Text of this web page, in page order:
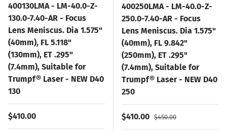
400130LMA - LM-40.0-Z-
130.0-7.40-AR - Focus
Lens Meniscus. Dia 1.575"
(40mm), FL 5.118"
(130mm), ET .295"
(7.4mm), Suitable for
Trumpf® Laser - NEW D40
130
Normaler Preis
$410.00
400250LMA - LM-40.0-Z-
250.0-7.40-AR - Focus
Lens Meniscus. Dia 1.575"
(40mm), FL 9.842"
(250mm), ET .295"
(7.4mm), Suitable for
Trumpf® Laser - NEW D40
250
Verkaufspreis
$410.00 Normaler Preis
$450.00